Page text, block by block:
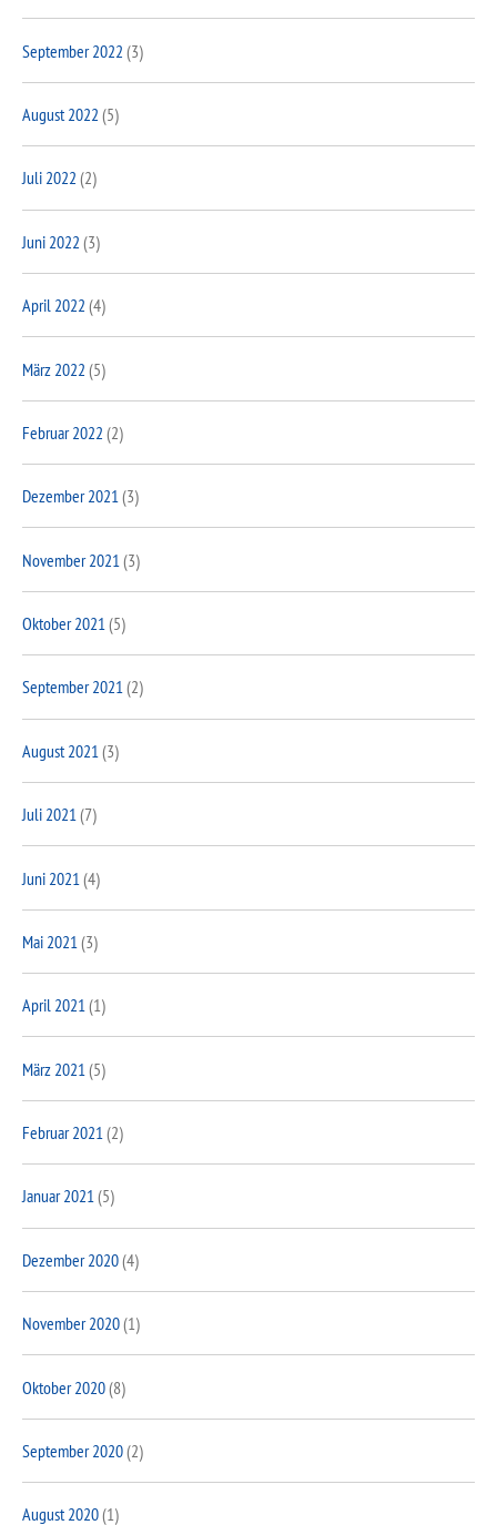
September 2022 (3)
August 2022 (5)
Juli 2022 (2)
Juni 2022 (3)
April 2022 (4)
März 2022 (5)
Februar 2022 (2)
Dezember 2021(3)
November 2021 (3)
Oktober 2021(5)
September 2021(2)
August 2021 (3)
Juli 2021(7)
Juni 2021 (4)
Mai 2021 (3)
April 2021(1)
März 2021 (5)
Februar 2021(2)
Januar 2021(5)
Dezember 2020(4)
November 2020(1)
Oktober 2020(8)
September 2020(2)
August 2020(1)